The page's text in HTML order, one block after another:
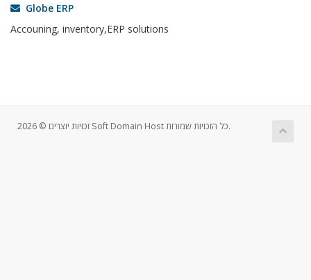
Globe ERP
Accouning, inventory,ERP solutions
זכויות יוצרים © 2026 Soft Domain Host כל הזכויות שמורות.